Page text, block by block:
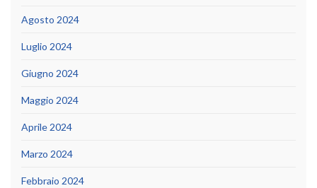
Agosto 2024
Luglio 2024
Giugno 2024
Maggio 2024
Aprile 2024
Marzo 2024
Febbraio 2024